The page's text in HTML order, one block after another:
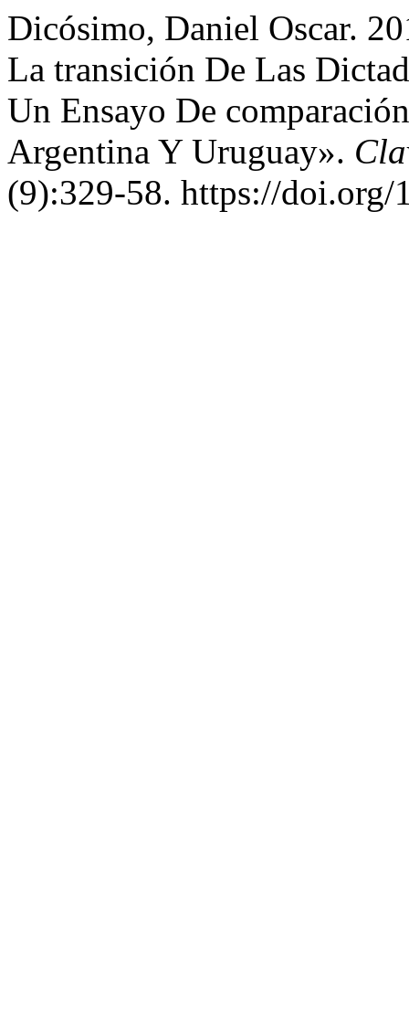
Dicósimo, Daniel Oscar.
La transición De Las
Un Ensayo De
Argentina Y Uruguay».
(9):329-58. https://doi.org/